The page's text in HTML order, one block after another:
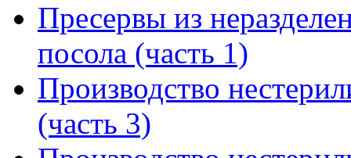
Пресервы из
посола (часть 1)
Производство
(часть 3)